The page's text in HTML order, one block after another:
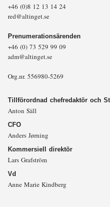
+46 (0)8 12 13 14 24
red@altinget.se
Prenumerationsärenden
+46 (0) 73 529 99 09
adm@altinget.se
Org.nr. 556980-5269
Tillförordnad chefredaktör och
Anton Säll
CFO
Anders Jørning
Kommersiell direktör
Lars Grafström
Vd
Anne Marie Kindberg